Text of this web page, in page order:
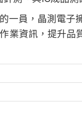
一員，晶測電子
業資訊，提升品